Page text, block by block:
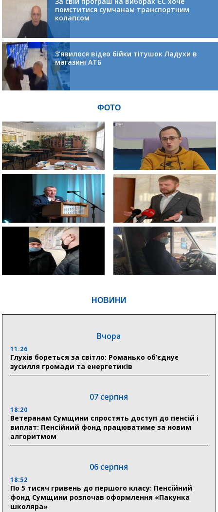
НОВИНИ
Вчора
11:26
Глухів бореться за світло: Романько об’єднує
зусилля громади та енергетиків
07 серпня
18:20
Ветеранам Сумщини спростять доступ до пенсій і
виплат: Пенсійний фонд працюватиме за новим
алгоритмом
06 серпня
18:52
По 5 тисяч гривень до першого класу: Пенсійний
фонд Сумщини розпочав оформлення «Пакунка
школяра»
помститися сумчанам транспортним
колапсом
З’явилося відео бійки тітушок Ладухи в
магазині АТБ
ФОТО